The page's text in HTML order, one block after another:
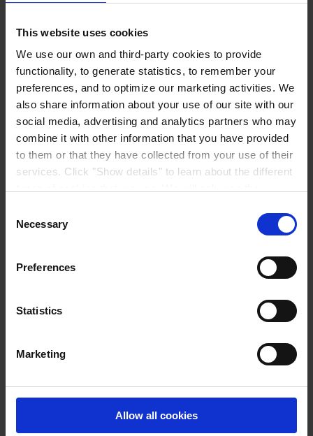
This website uses cookies
We use our own and third-party cookies to provide
functionality, to generate statistics, to remember your
preferences, and to optimize our marketing activities. We
also share information about your use of our site with our
social media, advertising and analytics partners who may
combine it with other information that you have provided
to them or that they have collected from your use of their
services. Click "Show details" to learn about the different
such cookies after having received your consent. You
may withdraw your consent at any time by using the link
. If you would like to know more how
we process your personal data, please visit our
Privacy
Selection
Necessary
Preferences
Statistics
Marketing
Allow all cookies
G2 profitiert von einer umfassenden Beschichtungs-
und Servicelösung
Hempaguard X7 mit der patentierten ActiGuard®-Technologie sorgt
dafür, dass die G2 Superyacht auch während der Liegezeiten
weltweit wirksam bleibt.
Fall
Hempaguard erweist sich als die effektivste Lösung
für Missy 33.
Vollständiges Beschichtungs- und Servicepaket für die Superyacht,